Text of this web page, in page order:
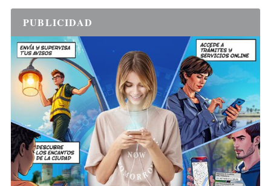
PUBLICIDAD